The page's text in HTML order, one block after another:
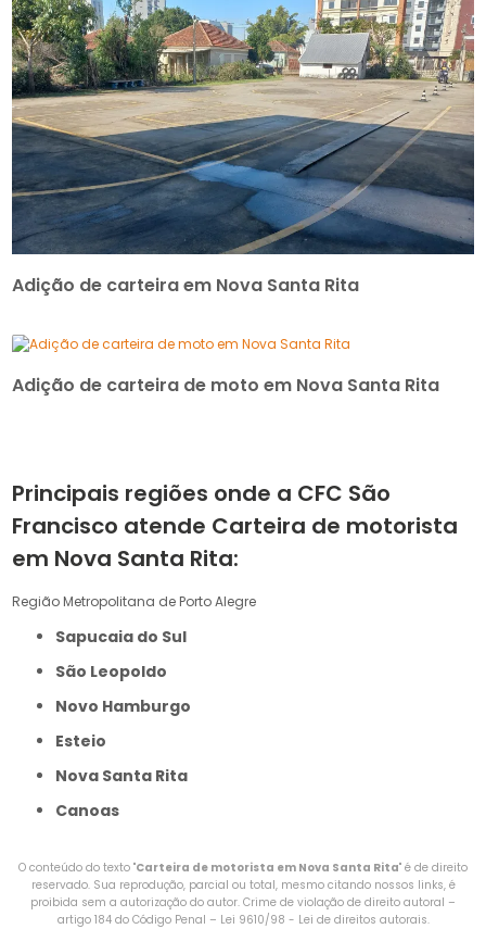
Adição de carteira em Nova Santa Rita
Adição de carteira de moto em Nova Santa Rita
Principais regiões onde a CFC São
Francisco atende Carteira de motorista
em Nova Santa Rita:
Região Metropolitana de Porto Alegre
Sapucaia do Sul
São Leopoldo
Novo Hamburgo
Esteio
Nova Santa Rita
Canoas
O conteúdo do texto "Carteira de motorista em Nova Santa Rita" é de direito
reservado. Sua reprodução, parcial ou total, mesmo citando nossos links, é
proibida sem a autorização do autor. Crime de violação de direito autoral –
artigo 184 do Código Penal – Lei 9610/98 - Lei de direitos autorais.